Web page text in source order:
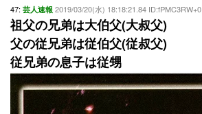
47: 芸人速報 2019/03/20(水) 18:18:21.84 ID:fPMC3RW+0
祖父の兄弟は大伯父(大叔父)
父の従兄弟は従伯父(従叔父)
従兄弟の息子は従甥